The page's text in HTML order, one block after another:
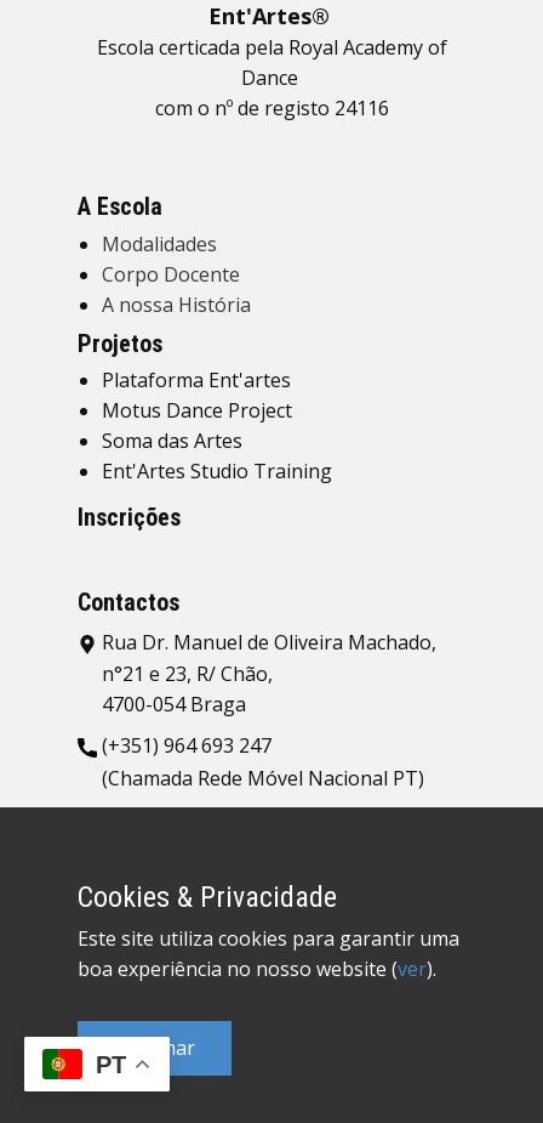
PT
Ent'Artes®
Escola certificada pela Royal Academy of
Dance
com o nº de registo 24116
A Escola
Modalidades
Corpo Docente
A nossa História
Projetos
Plataforma Ent'artes
Motus Dance Project
Soma das Artes
Ent'Artes Studio Training
Inscrições
Contactos
Rua Dr. Manuel de Oliveira Machado,
n°21 e 23, R/ Chão,
4700-054 Braga
(+351) 964 693 247
(Chamada Rede Móvel Nacional PT)
geral@entartes.pt
© Copyright 2026 En'tartes® - Marca
direitos reservados
Política de Privacidade
Cookies & Privacidade
Este site utiliza cookies para garantir uma
boa experiência no nosso website (ver).
Confirmar